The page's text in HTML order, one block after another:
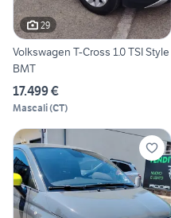
29
Volkswagen T-Cross 1.0 TSI Style
BMT
17.499 €
Mascali(CT)